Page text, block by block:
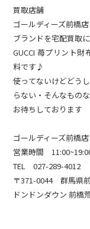
買取店舗
ゴールディーズ前橋店
ブランドを宅配買取
GUCCI 苺プリント
料です♪
使ってないけどどう
らない・そんなもの
お待ちしております
ゴールディーズ前橋店
営業時間
TEL 027-289-4012
〒371-0044 群馬県
ドンドンダウン 前橋